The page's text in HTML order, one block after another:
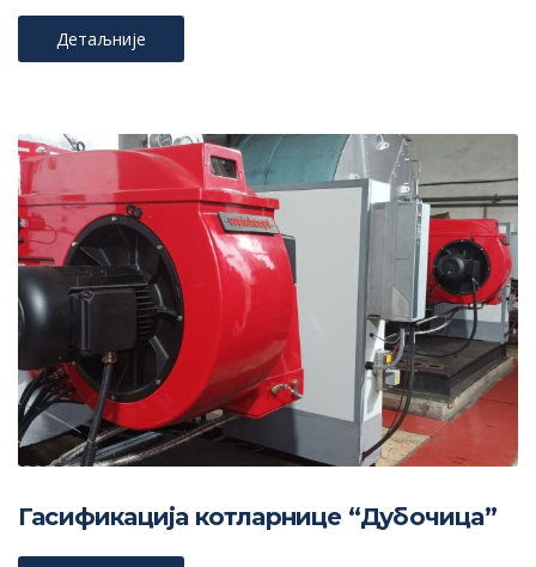
Детаљније
Гасификација котларнице “Дубочица”